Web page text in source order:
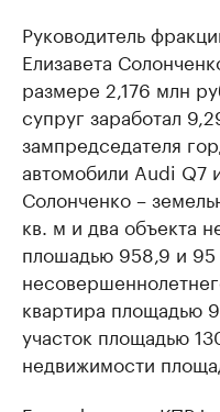
Руководитель
Елизавета
размере 2,176 млн
супруг заработал
зампредседателя
автомобили Audi Q7
Солонченко ​–
кв. м и два объекта
плошадью 958,9 и
квартира площадью
участок площадью
недвижимости